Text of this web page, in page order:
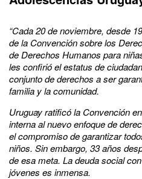
“Cada 20 de noviembre, desde
de la Convención sobre los
de Derechos Humanos para
les confirió el estatus de
conjunto de derechos a ser
familia y la comunidad.
Uruguay ratificó la Convención
interna al nuevo enfoque de
el compromiso de garantizar
niños. Sin embargo, 33 años
de esa meta. La deuda social
jóvenes es inmensa.